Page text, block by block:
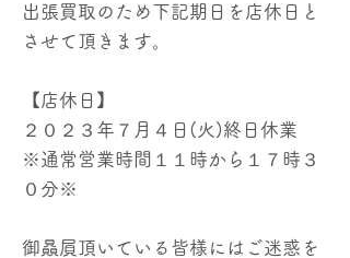
出張買取のため下記期日を店休日と
させて頂きます。
【店休日】
２０２３年７月４日(火)終日休業
※通常営業時間１１時から１７時３
０分※
御贔屓頂いている皆様にはご迷惑を